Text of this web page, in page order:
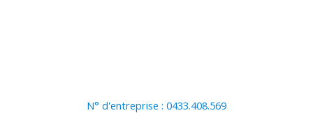
N° d'entreprise : 0433.408.569